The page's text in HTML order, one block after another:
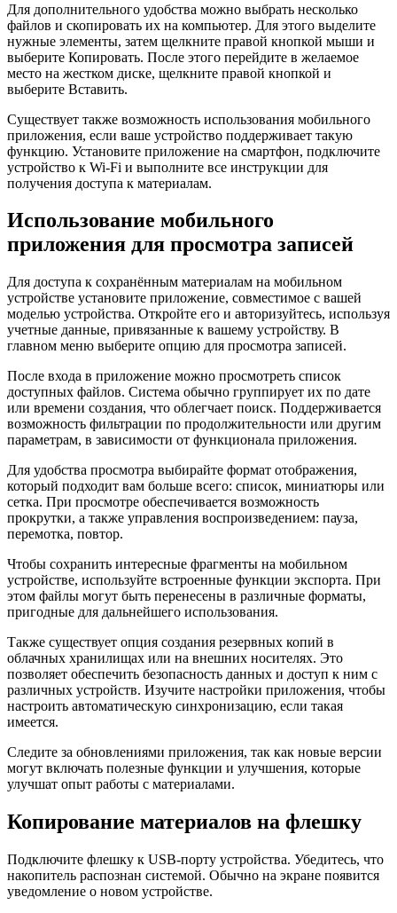
Для дополнительного удобства можно выбрать несколько
файлов и скопировать их на компьютер. Для этого выделите
нужные элементы, затем щелкните правой кнопкой мыши и
выберите Копировать. После этого перейдите в желаемое
место на жестком диске, щелкните правой кнопкой и
выберите Вставить.
Существует также возможность использования мобильного
приложения, если ваше устройство поддерживает такую
функцию. Установите приложение на смартфон, подключите
устройство к Wi-Fi и выполните все инструкции для
получения доступа к материалам.
Использование мобильного
приложения для просмотра записей
Для доступа к сохранённым материалам на мобильном
устройстве установите приложение, совместимое с вашей
моделью устройства. Откройте его и авторизуйтесь, используя
учетные данные, привязанные к вашему устройству. В
главном меню выберите опцию для просмотра записей.
После входа в приложение можно просмотреть список
доступных файлов. Система обычно группирует их по дате
или времени создания, что облегчает поиск. Поддерживается
возможность фильтрации по продолжительности или другим
параметрам, в зависимости от функционала приложения.
Для удобства просмотра выбирайте формат отображения,
который подходит вам больше всего: список, миниатюры или
сетка. При просмотре обеспечивается возможность
прокрутки, а также управления воспроизведением: пауза,
перемотка, повтор.
Чтобы сохранить интересные фрагменты на мобильном
устройстве, используйте встроенные функции экспорта. При
этом файлы могут быть перенесены в различные форматы,
пригодные для дальнейшего использования.
Также существует опция создания резервных копий в
облачных хранилищах или на внешних носителях. Это
позволяет обеспечить безопасность данных и доступ к ним с
различных устройств. Изучите настройки приложения, чтобы
настроить автоматическую синхронизацию, если такая
имеется.
Следите за обновлениями приложения, так как новые версии
могут включать полезные функции и улучшения, которые
улучшат опыт работы с материалами.
Копирование материалов на флешку
Подключите флешку к USB-порту устройства. Убедитесь, что
накопитель распознан системой. Обычно на экране появится
уведомление о новом устройстве.